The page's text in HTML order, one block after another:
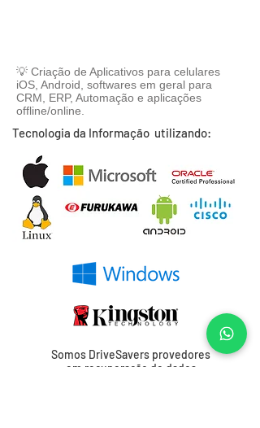
💡 Criação de Aplicativos para celulares
iOS, Android, softwares em geral para
CRM, ERP, Automação e aplicações
offline/online.
Tecnologia da Informação utilizando:
Somos DriveSavers provedores
em recuperação de dados